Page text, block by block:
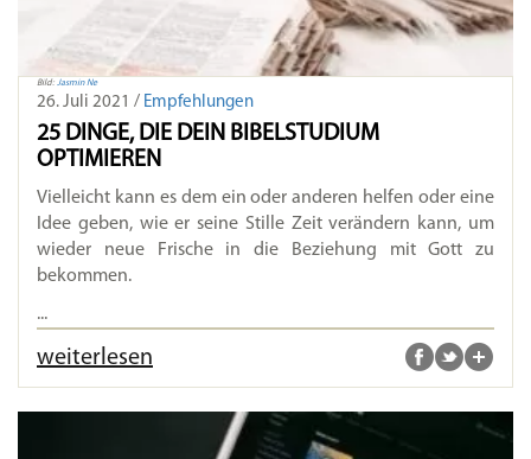
Bild: Jasmin Ne
26. Juli 2021 / Empfehlungen
25 DINGE, DIE DEIN BIBELSTUDIUM
OPTIMIEREN
Vielleicht kann es dem ein oder anderen helfen oder eine
Idee geben, wie er seine Stille Zeit verändern kann, um
wieder neue Frische in die Beziehung mit Gott zu
bekommen.
...
weiterlesen